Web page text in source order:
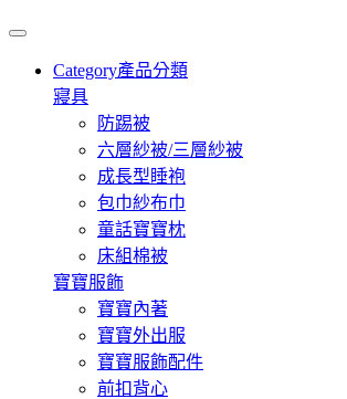
Category產品分類
寢具
防踢被
六層紗被/三層紗被
成長型睡袍
包巾紗布巾
童話寶寶枕
床組棉被
寶寶服飾
寶寶內著
寶寶外出服
寶寶服飾配件
前扣背心